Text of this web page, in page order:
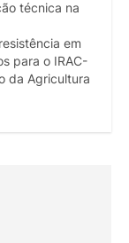
técnica na
em
para o IRAC-
da Agricultura